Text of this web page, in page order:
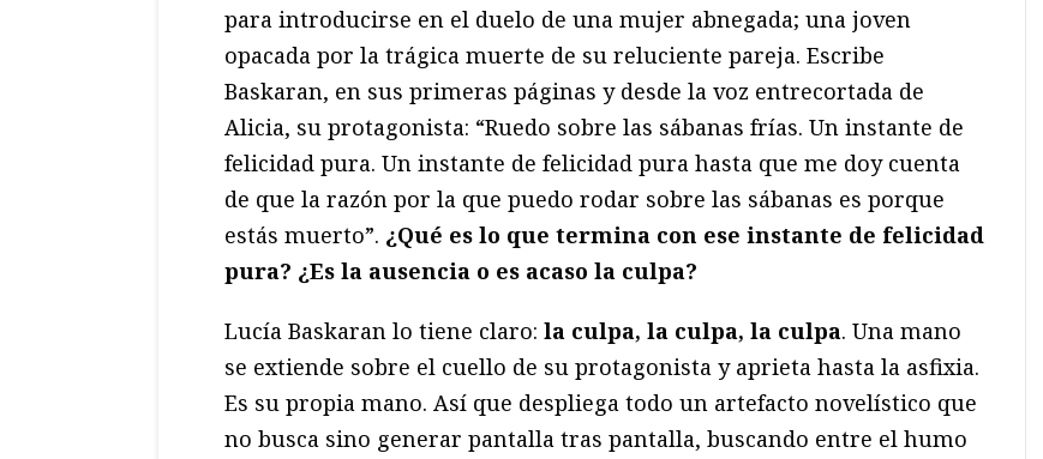
para introducirse en el duelo de una mujer abnegada; una joven
opacada por la trágica muerte de su reluciente pareja. Escribe
Baskaran, en sus primeras páginas y desde la voz entrecortada de
Alicia, su protagonista: “Ruedo sobre las sábanas frías. Un instante de
felicidad pura. Un instante de felicidad pura hasta que me doy cuenta
de que la razón por la que puedo rodar sobre las sábanas es porque
estás muerto”. ¿Qué es lo que termina con ese instante de felicidad
pura? ¿Es la ausencia o es acaso la culpa?
Lucía Baskaran lo tiene claro: la culpa, la culpa, la culpa. Una mano
se extiende sobre el cuello de su protagonista y aprieta hasta la asfixia.
Es su propia mano. Así que despliega todo un artefacto novelístico que
no busca sino generar pantalla tras pantalla, buscando entre el humo